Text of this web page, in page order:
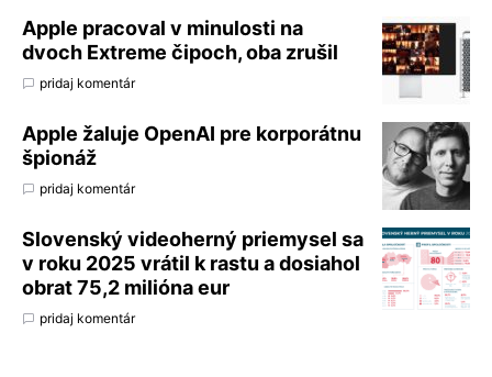
Apple pracoval v minulosti na
dvoch Extreme čipoch, oba zrušil
pridaj komentár
Apple žaluje OpenAI pre korporátnu
špionáž
pridaj komentár
Slovenský videoherný priemysel sa
v roku 2025 vrátil k rastu a dosiahol
obrat 75,2 milióna eur
pridaj komentár